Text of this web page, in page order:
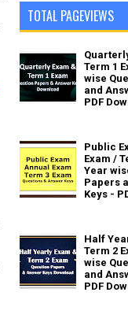
TOTAL PAGEVIEWS
Term 1
wise
and
PDF
Public
Exam /
Year
Papers
Keys -
Half
Term 2
wise
and
PDF